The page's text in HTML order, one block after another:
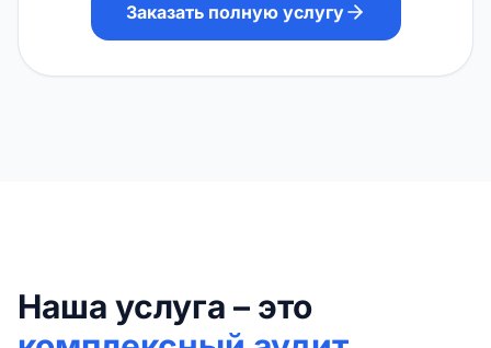
Заказать полную услугу
Наша услуга – это